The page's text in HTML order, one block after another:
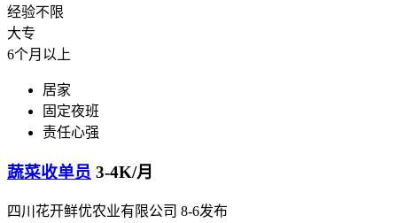
经验不限
大专
6个月以上
居家
固定夜班
责任心强
蔬菜收单员 3-4K/月
四川花开鲜优农业有限公司 8-6发布